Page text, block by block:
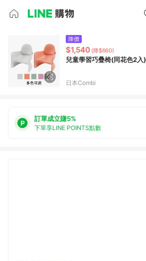
降價
$1,540 (降$660)
兒童學習巧疊椅(同花色2入)
日本Combi
訂單成立賺5%
下單享LINE POINTS點數